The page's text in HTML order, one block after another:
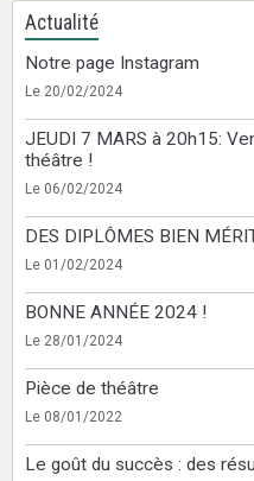
Actualité
Notre page Instagram
Le 20/02/2024
JEUDI 7 MARS à 20h15:
théâtre !
Le 06/02/2024
DES DIPLÔMES BIEN
Le 01/02/2024
BONNE ANNÉE 2024 !
Le 28/01/2024
Pièce de théâtre
Le 08/01/2022
Le goût du succès : des